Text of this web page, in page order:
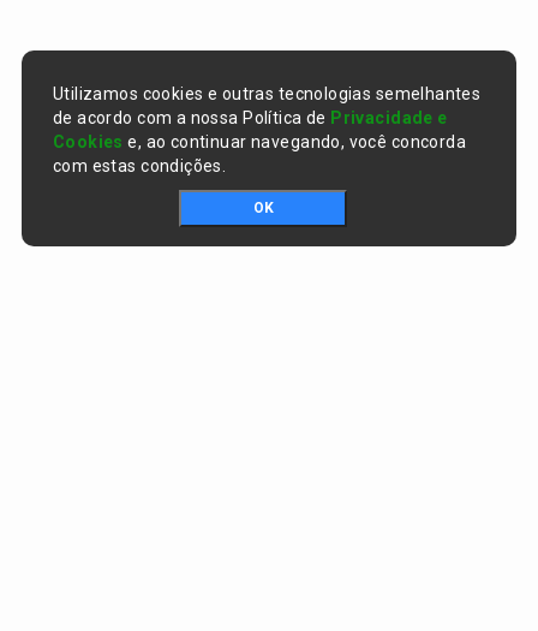
Utilizamos cookies e outras tecnologias semelhantes
de acordo com a nossa Política de Privacidade e
Cookies e, ao continuar navegando, você concorda
com estas condições.
OK